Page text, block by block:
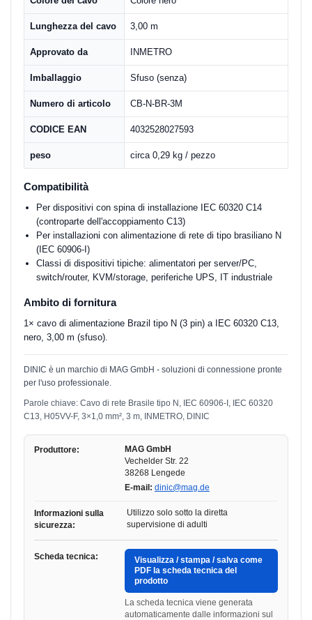
Lunghezza del cavo 3,00 m
Approvato da INMETRO
Imballaggio Sfuso (senza)
Numero di articolo CB-N-BR-3M
CODICE EAN 4032528027593
peso circa 0,29 kg / pezzo
Compatibilità
Per dispositivi con spina di installazione IEC 60320 C14
(controparte dell'accoppiamento C13)
Per installazioni con alimentazione di rete di tipo brasiliano N
(IEC 60906-I)
Classi di dispositivi tipiche: alimentatori per server/PC,
switch/router, KVM/storage, periferiche UPS, IT industriale
Ambito di fornitura
1× cavo di alimentazione Brazil tipo N (3 pin) a IEC 60320 C13,
nero, 3,00 m (sfuso).
DINIC è un marchio di MAG GmbH - soluzioni di connessione pronte
per l'uso professionale.
Parole chiave: Cavo di rete Brasile tipo N, IEC 60906-I, IEC 60320
C13, H05VV-F, 3×1,0 mm², 3 m, INMETRO, DINIC
Produttore:
MAG GmbH
Vechelder Str. 22
38268 Lengede
E-mail: dinic@mag.de
Informazioni sulla
sicurezza:
Utilizzo solo sotto la diretta
supervisione di adulti
Scheda tecnica:
Visualizza / stampa / salva come
PDF la scheda tecnica del
prodotto
La scheda tecnica viene generata
automaticamente dalle informazioni sul